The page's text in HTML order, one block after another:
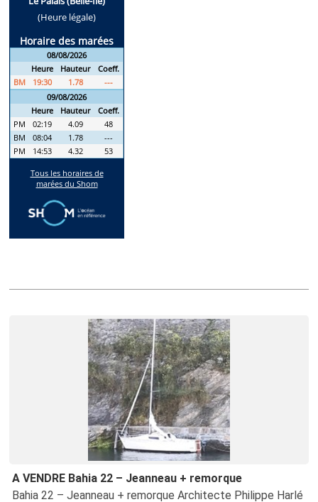
A VENDRE Bahia 22 – Jeanneau + remorque
Bahia 22 – Jeanneau + remorque Architecte Philippe Harlé